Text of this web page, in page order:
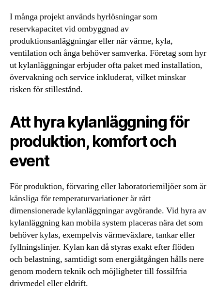
I många projekt används hyrlösningar som
reservkapacitet vid ombyggnad av
produktionsanläggningar eller när värme, kyla,
ventilation och ånga behöver samverka. Företag som hyr
ut kylanläggningar erbjuder ofta paket med installation,
övervakning och service inkluderat, vilket minskar
risken för stillestånd.
Att hyra kylanläggning för
produktion, komfort och
event
För produktion, förvaring eller laboratoriemiljöer som är
känsliga för temperaturvariationer är rätt
dimensionerade kylanläggningar avgörande. Vid hyra av
kylanläggning kan mobila system placeras nära det som
behöver kylas, exempelvis värmeväxlare, tankar eller
fyllningslinjer. Kylan kan då styras exakt efter flöden
och belastning, samtidigt som energiåtgången hålls nere
genom modern teknik och möjligheter till fossilfria
drivmedel eller eldrift.